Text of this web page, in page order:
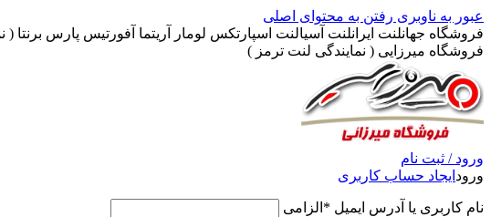
عبور به ناوبری رفتن به محتوای اصلی
فروشگاه جهانلنت ایرانلنت آسیالنت اسپارتکس لومار آریتما آفورتیس پارس برنتا (
فروشگاه میرزایی ( نمایندگی لنت ترمز )
ورود / ثبت نام
ورود ایجاد حساب کاربری
نام کاربری یا آدرس ایمیل * الزامی